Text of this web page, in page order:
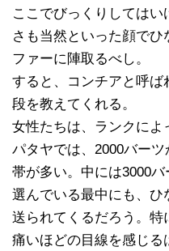
ここでびっくりしてはい
さも当然といった顔で
ファーに陣取るべし。
すると、コンチアと呼
段を教えてくれる。
女性たちは、ランクによ
パタヤでは、2000バー
帯が多い。中には3000バ
選んでいる最中にも、
送られてくるだろう。特
痛いほどの目線を感じる